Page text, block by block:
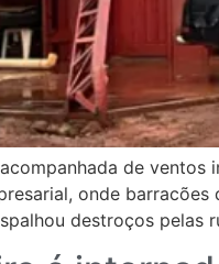
de
onde
destroços pelas